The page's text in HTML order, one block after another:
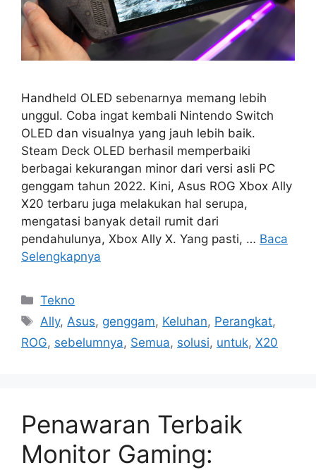
Handheld OLED sebenarnya memang lebih
unggul. Coba ingat kembali Nintendo Switch
OLED dan visualnya yang jauh lebih baik.
Steam Deck OLED berhasil memperbaiki
berbagai kekurangan minor dari versi asli PC
genggam tahun 2022. Kini, Asus ROG Xbox Ally
X20 terbaru juga melakukan hal serupa,
mengatasi banyak detail rumit dari
pendahulunya, Xbox Ally X. Yang pasti, … Baca
Selengkapnya
Kategori
Tekno
Tag
Ally, Asus, genggam, Keluhan, Perangkat,
ROG, sebelumnya, Semua, solusi, untuk, X20
Penawaran Terbaik
Monitor Gaming: